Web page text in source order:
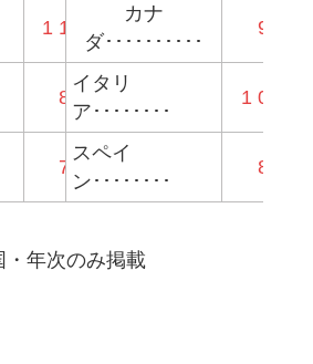
1 171 804
867 385
733
カナ
ダ･･････････
934
イタリ
ア････････
1 026
スペイ
ン････････
867
年次のみ掲載